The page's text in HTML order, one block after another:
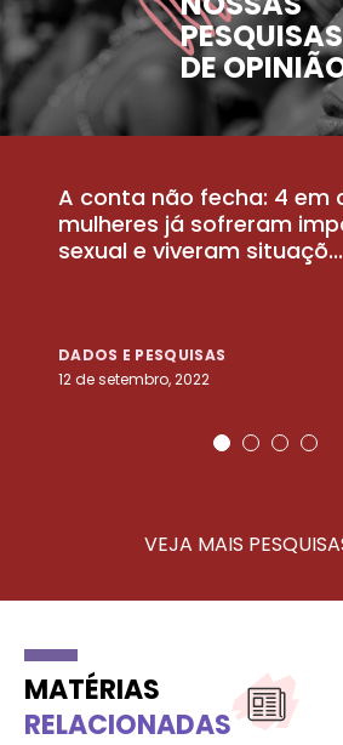
PESQUISAS
DE
A conta não fecha: 4 em
mulheres já sofreram
sexual e viveram situaçõ...
DADOS E PESQUISAS
12 de setembro, 2022
VEJA MAIS
MATÉRIAS
RELACIONADAS